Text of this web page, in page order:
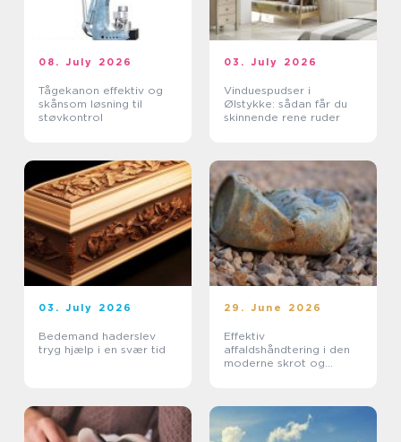
08. July 2026
Tågekanon effektiv og
skånsom løsning til
støvkontrol
03. July 2026
Vinduespudser i
Ølstykke: sådan får du
skinnende rene ruder
03. July 2026
Bedemand haderslev
tryg hjælp i en svær tid
29. June 2026
Effektiv
affaldshåndtering i den
moderne skrot og